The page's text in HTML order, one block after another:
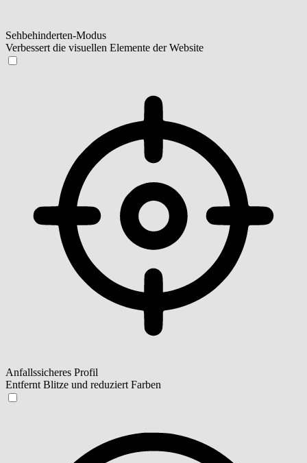
Sehbehinderten-Modus
Verbessert die visuellen Elemente der Website
Anfallssicheres Profil
Entfernt Blitze und reduziert Farben